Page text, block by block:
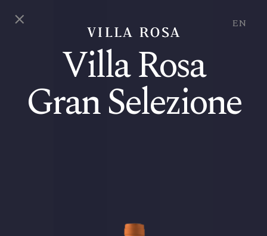
EN
Villa Rosa
Gran Selezione